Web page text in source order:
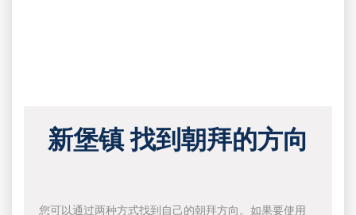
新堡镇 找到朝拜的方向
您可以通过两种方式找到自己的朝拜方向。如果要使用